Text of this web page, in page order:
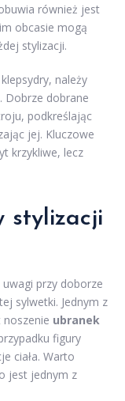
również jest
obcasie mogą
stylizacji.
należy
Dobrze dobrane
podkreślając
jej. Kluczowe
krzykliwe, lecz
stylizacji
przy doborze
sylwetki. Jednym z
noszenie ubranek
figury
ciała. Warto
jest jednym z